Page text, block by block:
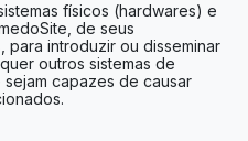
físicos (hardwares) e
de seus
introduzir ou disseminar
outros sistemas de
capazes de causar